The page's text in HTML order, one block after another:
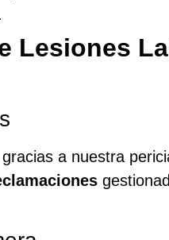
Lesiones
gracias a nuestra